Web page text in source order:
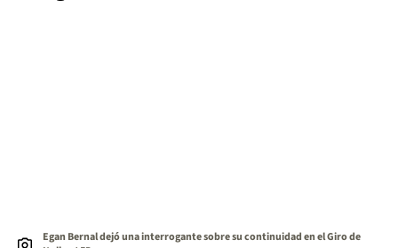
Egan Bernal dejó una interrogante sobre su continuidad en el Giro de